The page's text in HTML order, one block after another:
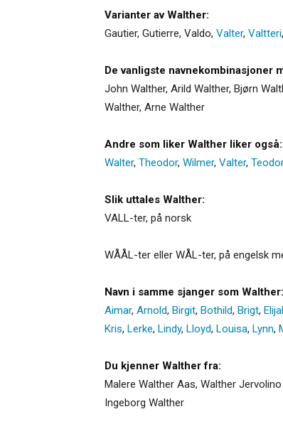
Varianter av Walther:
Gautier, Gutierre, Valdo, Valter, Valtteri,
De vanligste navnekombinasjoner
John Walther, Arild Walther, Bjørn
Walther, Arne Walther
Andre som liker Walther liker også:
Walter, Theodor, Wilmer, Valter, Teodor
Slik uttales Walther:
VALL-ter, på norsk
WÅÅL-ter eller WÅL-ter, på engelsk
Navn i samme sjanger som Walther:
Aimar, Arnold, Birgit, Bothild, Brigt,
Kris, Lerke, Lindy, Lloyd, Louisa, Lynn,
Du kjenner Walther fra:
Malere Walther Aas, Walther
Ingeborg Walther